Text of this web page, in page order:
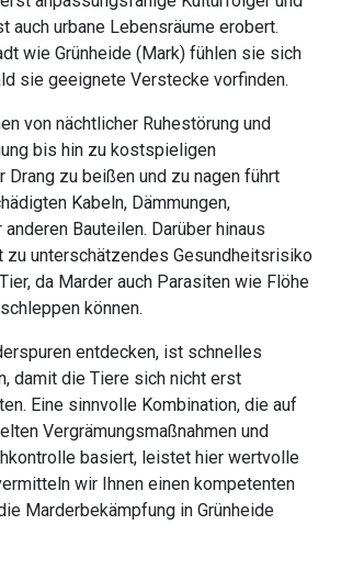
auch urbane Lebensräume erobert.
wie Grünheide (Mark) fühlen sie sich
sie geeignete Verstecke vorfinden.
von nächtlicher Ruhestörung und
bis hin zu kostspieligen
Drang zu beißen und zu nagen führt
Kabeln, Dämmungen,
Bauteilen. Darüber hinaus
zu unterschätzendes Gesundheitsrisiko
da Marder auch Parasiten wie Flöhe
können.
entdecken, ist schnelles
damit die Tiere sich nicht erst
Eine sinnvolle Kombination, die auf
Vergrämungsmaßnahmen und
basiert, leistet hier wertvolle
wir Ihnen einen kompetenten
Marderbekämpfung in Grünheide